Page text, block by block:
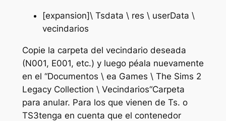
[expansion]\ Tsdata \ res \ userData \
vecindarios
Copie la carpeta del vecindario deseada
(N001, E001, etc.) y luego péala nuevamente
en el “Documentos \ ea Games \ The Sims 2
Legacy Collection \ Vecindarios“Carpeta
para anular. Para los que vienen de Ts. o
TS3tenga en cuenta que el contenedor